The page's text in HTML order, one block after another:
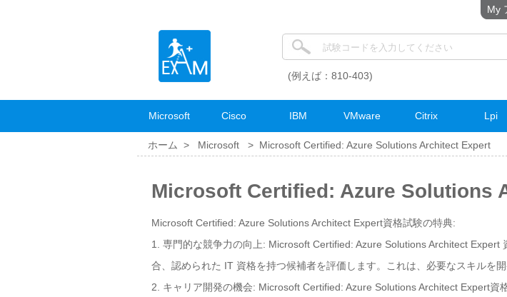
(例えば：810-403)
Microsoft Cisco IBM VMware Citrix Lpi
ホーム > Microsoft > Microsoft Certified: Azure Solutions Architect Expert
Microsoft Certified: Azure Solutions
Microsoft Certified: Azure Solutions Architect Expert資格試験の特典:
1. 専門的な競争力の向上: Microsoft Certified: Azure Solutions Architect
合、認められた IT 資格を持つ候補者を評価します。これは、必要なスキルを
2. キャリア開発の機会: Microsoft Certified: Azure Solutions Architect Expert
My